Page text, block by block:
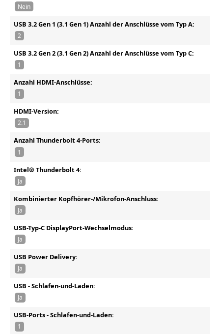
Nein
USB 3.2 Gen 1 (3.1 Gen 1) Anzahl der Anschlüsse vom Typ A:
2
USB 3.2 Gen 2 (3.1 Gen 2) Anzahl der Anschlüsse vom Typ C:
1
Anzahl HDMI-Anschlüsse:
1
HDMI-Version:
2.1
Anzahl Thunderbolt 4-Ports:
1
Intel® Thunderbolt 4:
Ja
Kombinierter Kopfhörer-/Mikrofon-Anschluss:
Ja
USB-Typ-C DisplayPort-Wechselmodus:
Ja
USB Power Delivery:
Ja
USB - Schlafen-und-Laden:
Ja
USB-Ports - Schlafen-und-Laden:
1